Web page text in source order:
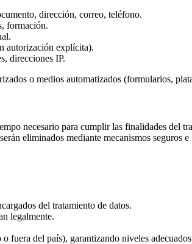
dirección, correo, teléfono.
formación.
autorización explícita).
direcciones IP.
o medios automatizados (formularios,
necesario para cumplir las finalidades del
eliminados mediante mecanismos seguros e
del tratamiento de datos.
legalmente.
fuera del país), garantizando niveles